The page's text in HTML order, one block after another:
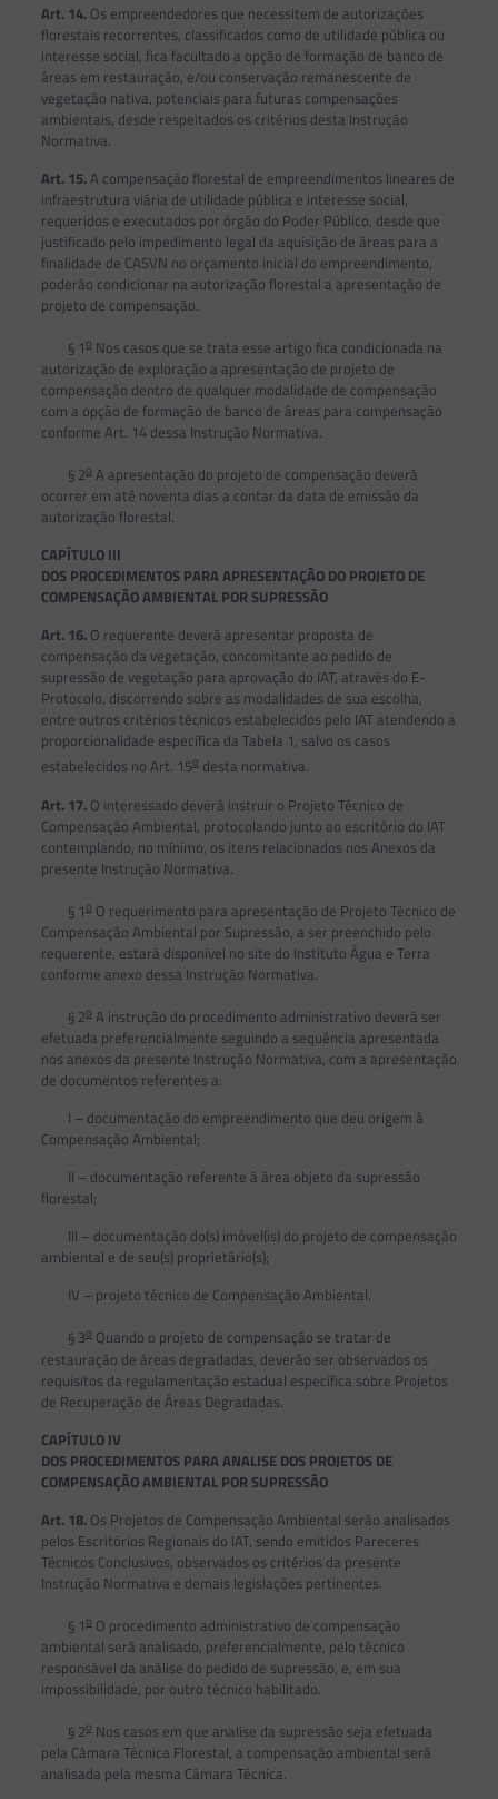
Art. 14. Os empreendedores que necessitem de autorizações
florestais recorrentes, classificados como de utilidade pública ou
interesse social, fica facultado a opção de formação de banco de
áreas em restauração, e/ou conservação remanescente de
vegetação nativa, potenciais para futuras compensações
ambientais, desde respeitados os critérios desta Instrução
Normativa.
Art. 15.A compensação florestal de empreendimentos lineares de
infraestrutura viária de utilidade pública e interesse social,
requeridos e executados por órgão do Poder Público, desde que
justificado pelo impedimento legal da aquisição de áreas para a
finalidade de CASVN no orçamento inicial do empreendimento,
poderão condicionar na autorização florestal a apresentação de
projeto de compensação.
§ 1oNos casos que se trata esse artigo fica condicionada na
autorização de exploração a apresentação de projeto de
compensação dentro de qualquer modalidade de compensação
com a opção de formação de banco de áreas para compensação
conforme Art. 14 dessa Instrução Normativa.
§ 2oA apresentação do projeto de compensação deverá
ocorrer em até noventa dias a contar da data de emissão da
autorização florestal.
CAPÍTULO III
DOS PROCEDIMENTOS PARA APRESENTAÇÃO DO PROJETO DE
COMPENSAÇÃO AMBIENTAL POR SUPRESSÃO
Art. 16. O requerente deverá apresentar proposta de
compensação da vegetação, concomitante ao pedido de
supressão de vegetação para aprovação do IAT, através do E-
Protocolo, discorrendo sobre as modalidades de sua escolha,
entre outros critérios técnicos estabelecidos pelo IAT atendendo a
proporcionalidade específica da Tabela 1, salvo os casos
estabelecidos no Art. 15odesta normativa.
Art. 17. O interessado deverá instruir o Projeto Técnico de
Compensação Ambiental, protocolando junto ao escritório do IAT
contemplando, no mínimo, os itens relacionados nos Anexos da
presente Instrução Normativa.
§ 1oO requerimento para apresentação de Projeto Técnico de
Compensação Ambiental por Supressão, a ser preenchido pelo
requerente, estará disponível no site do Instituto Água e Terra
conforme anexo dessa Instrução Normativa.
§ 2oA instrução do procedimento administrativo deverá ser
efetuada preferencialmente seguindo a sequência apresentada
nos anexos da presente Instrução Normativa, com a apresentação
de documentos referentes a:
I – documentação do empreendimento que deu origem à
Compensação Ambiental;
II – documentação referente à área objeto da supressão
florestal;
III – documentação do(s) imóvel(is) do projeto de compensação
ambiental e de seu(s) proprietário(s);
IV – projeto técnico de Compensação Ambiental.
§ 3oQuando o projeto de compensação se tratar de
restauração de áreas degradadas, deverão ser observados os
requisitos da regulamentação estadual específica sobre Projetos
de Recuperação de Áreas Degradadas.
CAPÍTULO IV
DOS PROCEDIMENTOS PARA ANALISE DOS PROJETOS DE
COMPENSAÇÃO AMBIENTAL POR SUPRESSÃO
Art. 18. Os Projetos de Compensação Ambiental serão analisados
pelos Escritórios Regionais do IAT, sendo emitidos Pareceres
Técnicos Conclusivos, observados os critérios da presente
Instrução Normativa e demais legislações pertinentes.
§ 1oO procedimento administrativo de compensação
ambiental será analisado, preferencialmente, pelo técnico
responsável da análise do pedido de supressão, e, em sua
impossibilidade, por outro técnico habilitado.
§ 2oNos casos em que analise da supressão seja efetuada
pela Câmara Técnica Florestal, a compensação ambiental será
analisada pela mesma Câmara Técnica.